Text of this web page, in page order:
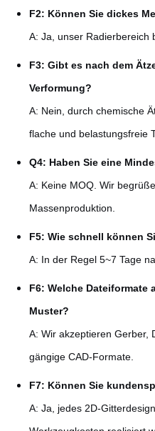
F2: Können Sie dickes
A: Ja, unser Radierbereich
F3: Gibt es nach dem
Verformung?
A: Nein, durch chemische
flache und belastungsfreie
Q4: Haben Sie eine
A: Keine MOQ. Wir
Massenproduktion.
F5: Wie schnell können
A: In der Regel 5~7 Tage
F6: Welche Dateiformate
Muster?
A: Wir akzeptieren Gerber,
gängige CAD-Formate.
F7: Können Sie
A: Ja, jedes 2D-